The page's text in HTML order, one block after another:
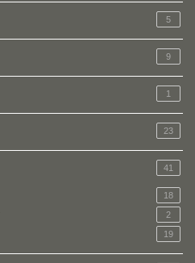
5
9
1
23
41
18
2
19